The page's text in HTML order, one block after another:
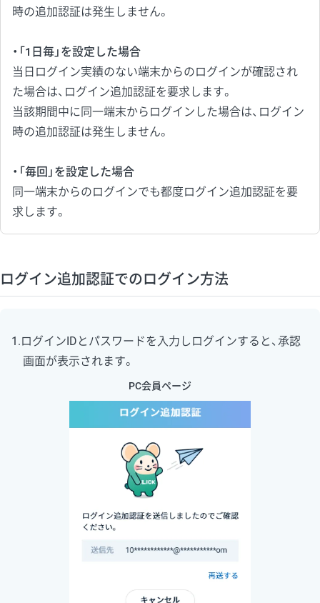
時の追加認証は発生しません。
・「1日毎」を設定した場合
当日ログイン実績のない端末からのログインが確認され
た場合は、ログイン追加認証を要求します。
当該期間中に同一端末からログインした場合は、ログイン
時の追加認証は発生しません。
・「毎回」を設定した場合
同一端末からのログインでも都度ログイン追加認証を要
求します。
ログイン追加認証でのログイン方法
1.ログインIDとパスワードを入力しログインすると、承認
画面が表示されます。
PC会員ページ